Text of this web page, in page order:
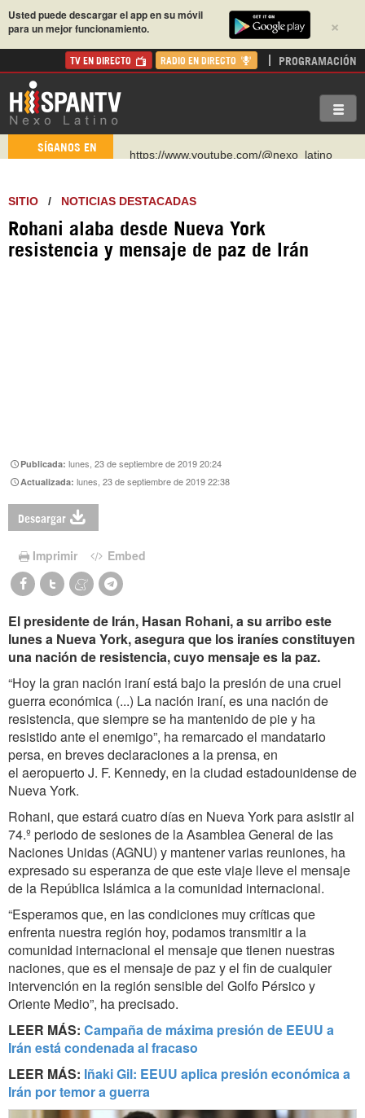
×
Usted puede descargar el app en su móvil
para un mejor funcionamiento.
TV EN DIRECTO RADIO EN DIRECTO PROGRAMACIÓN
SÍGANOS EN
https://t.me/hispantvcanal
https://urmedium.com/c/hispantv
WhatsApp y Viber: +98 921 79 29 404
SITIO / NOTICIAS DESTACADAS
Rohani alaba desde Nueva York
resistencia y mensaje de paz de Irán
Publicada:lunes, 23 de septiembre de 2019 20:24
Actualizada:lunes, 23 de septiembre de 2019 22:38
Descargar
Imprimir Embed
El presidente de Irán, Hasan Rohani, a su arribo este
lunes a Nueva York, asegura que los iraníes constituyen
una nación de resistencia, cuyo mensaje es la paz.
“Hoy la gran nación iraní está bajo la presión de una cruel
guerra económica (...) La nación iraní, es una nación de
resistencia, que siempre se ha mantenido de pie y ha
resistido ante el enemigo”, ha remarcado el mandatario
persa, en breves declaraciones a la prensa, en
el aeropuerto J. F. Kennedy, en la ciudad estadounidense de
Nueva York.
Rohani, que estará cuatro días en Nueva York para asistir al
74.º periodo de sesiones de la Asamblea General de las
Naciones Unidas (AGNU) y mantener varias reuniones, ha
expresado su esperanza de que este viaje lleve el mensaje
de la República Islámica a la comunidad internacional.
“Esperamos que, en las condiciones muy críticas que
enfrenta nuestra región hoy, podamos transmitir a la
comunidad internacional el mensaje que tienen nuestras
naciones, que es el mensaje de paz y el fin de cualquier
intervención en la región sensible del Golfo Pérsico y
Oriente Medio”, ha precisado.
LEER MÁS: Campaña de máxima presión de EEUU a
Irán está condenada al fracaso
LEER MÁS: Iñaki Gil: EEUU aplica presión económica a
Irán por temor a guerra